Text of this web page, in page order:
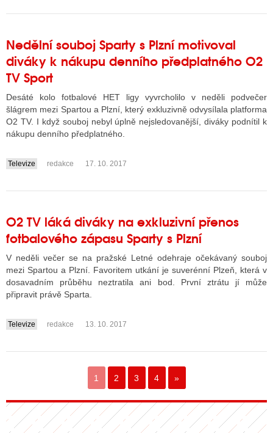
Nedělní souboj Sparty s Plzní motivoval
diváky k nákupu denního předplatného O2
TV Sport
Desáté kolo fotbalové HET ligy vyvrcholilo v neděli podvečer
šlágrem mezi Spartou a Plzní, který exkluzivně odvysílala platforma
O2 TV. I když souboj nebyl úplně nejsledovanější, diváky podnítil k
nákupu denního předplatného.
....
Televize redakce 17. 10. 2017
O2 TV láká diváky na exkluzivní přenos
fotbalového zápasu Sparty s Plzní
V neděli večer se na pražské Letné odehraje očekávaný souboj
mezi Spartou a Plzní. Favoritem utkání je suverénní Plzeň, která v
dosavadním průběhu neztratila ani bod. První ztrátu jí může
připravit právě Sparta.
....
Televize redakce 13. 10. 2017
1 2 3 4 »